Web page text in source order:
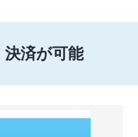
済が可能